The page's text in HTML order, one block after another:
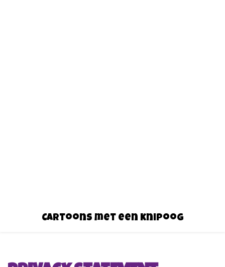
Cartoons met een knipoog